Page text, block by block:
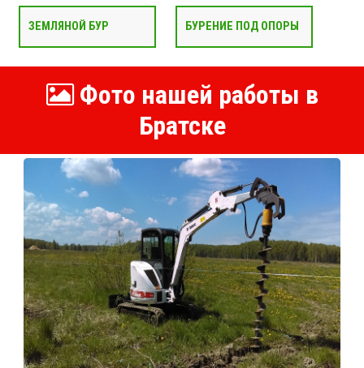
ЗЕМЛЯНОЙ БУР БУРЕНИЕ ПОД ОПОРЫ
Фото нашей работы в
Братске